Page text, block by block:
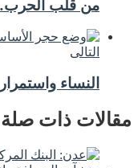
من قلب الحرب…
التالى
النساء
مقالات ذات صلة